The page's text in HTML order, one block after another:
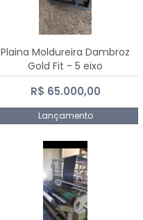
Plaina Moldureira Dambroz
Gold Fit - 5 eixo
R$ 65.000,00
Lançamento